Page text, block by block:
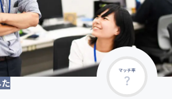
マッチ率